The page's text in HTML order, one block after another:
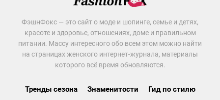
ФэшнФокс — это сайт о моде и шопинге, семье и детях,
красоте и здоровье, отношениях, доме и правильном
питании. Массу интересного обо всем этом можно найти
на страницах женского интернет-журнала, материалы
которого всё время обновляются.
Тренды сезона Знаменитости Гид по стилю